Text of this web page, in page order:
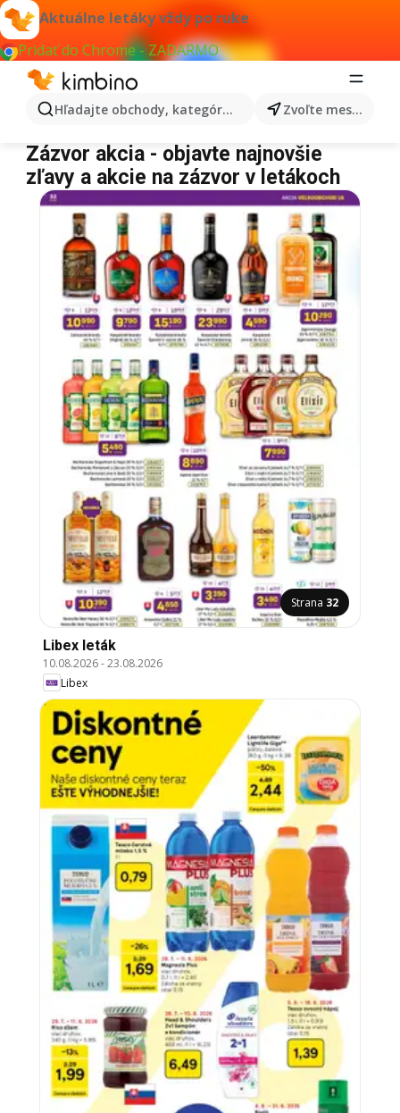
Aktuálne letáky vždy po ruke
Pridať do Chrome - ZADARMO
Hľadajte obchody, kategórie, produkty... Zvoľte mesto
Zázvor
Zázvor akcia - objavte najnovšie
zľavy a akcie na zázvor v letákoch
Strana 32
Libex leták
10.08.2026-23.08.2026
Libex